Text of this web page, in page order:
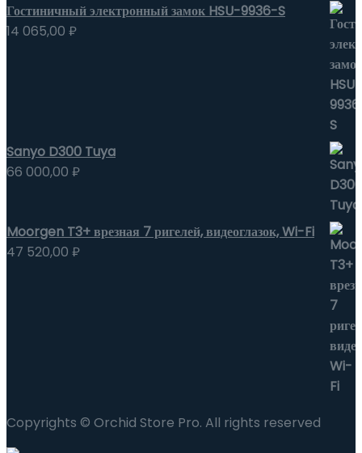
Гостиничный электронный замок HSU-9936-S
14 065,00 ₽
Sanyo D300 Tuya
66 000,00 ₽
Moorgen T3+ врезная 7 ригелей, видеоглазок, Wi-Fi
47 520,00 ₽
Copyrights © Orchid Store Pro. All rights reserved